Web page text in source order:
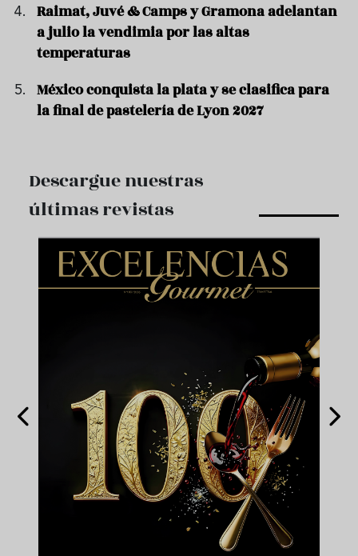
Raimat, Juvé & Camps y Gramona adelantan
a julio la vendimia por las altas
temperaturas
México conquista la plata y se clasifica para
la final de pastelería de Lyon 2027
Descargue nuestras
últimas revistas